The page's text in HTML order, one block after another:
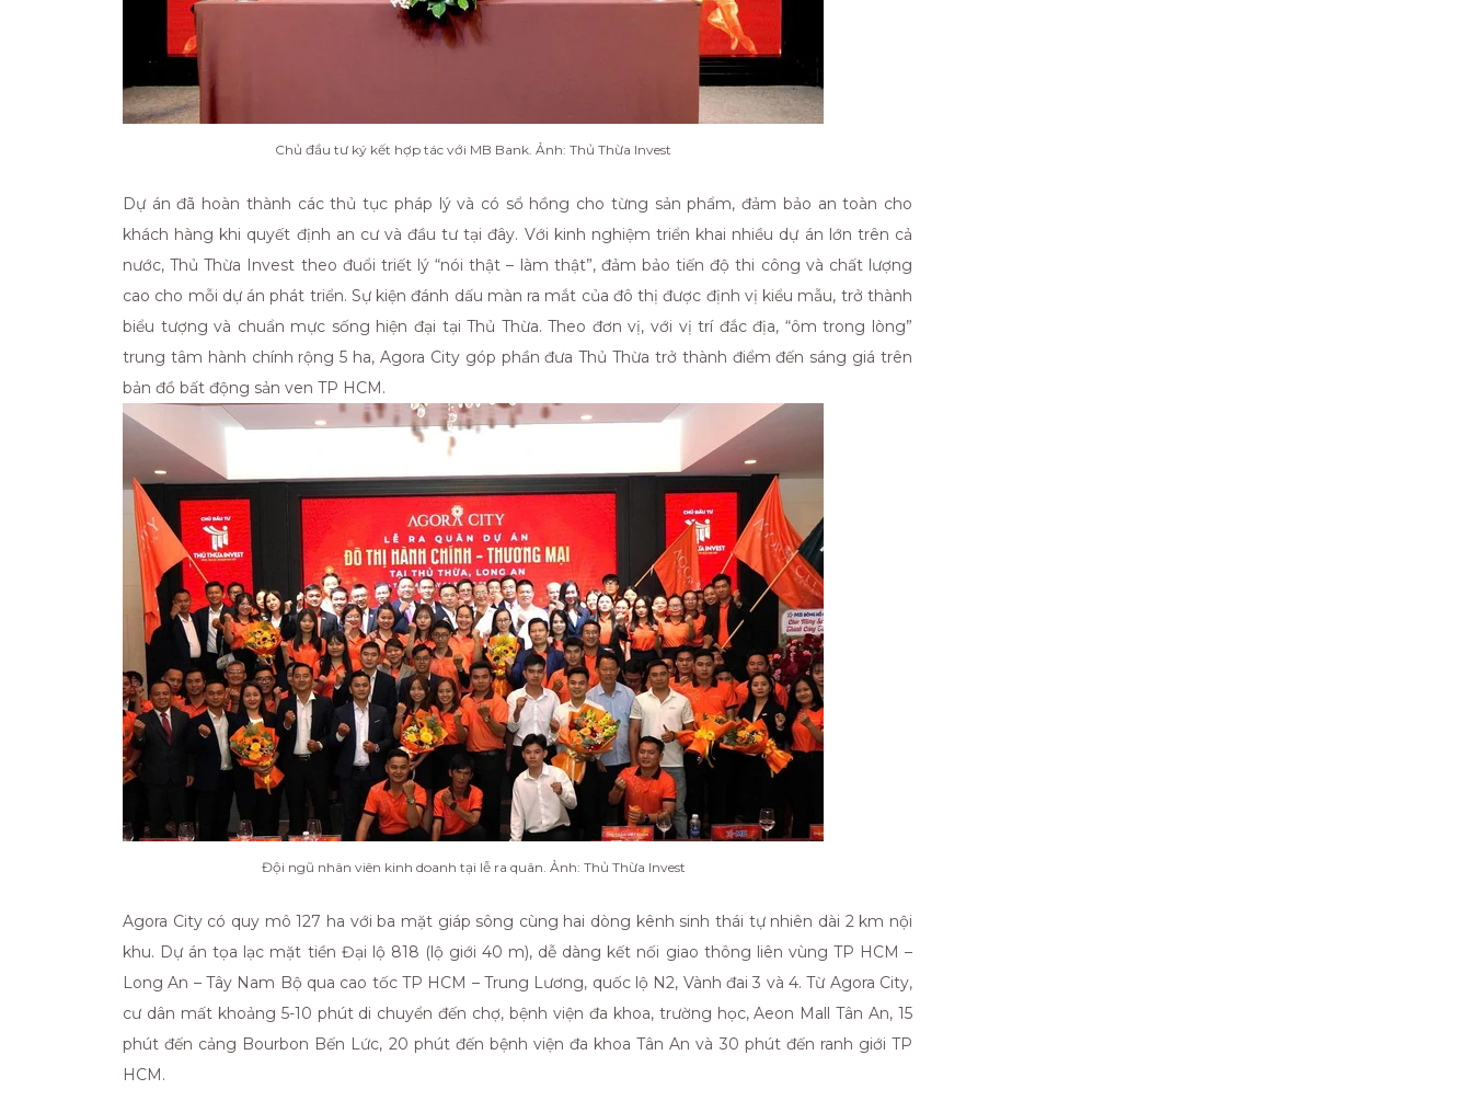
Chủ đầu tư ký kết hợp tác với MB Bank. Ảnh: Thủ Thừa Invest
Dự án đã hoàn thành các thủ tục pháp lý và có sổ hồng cho từng sản phẩm, đảm bảo an toàn cho
khách hàng khi quyết định an cư và đầu tư tại đây. Với kinh nghiệm triển khai nhiều dự án lớn trên cả
nước, Thủ Thừa Invest theo đuổi triết lý “nói thật – làm thật”, đảm bảo tiến độ thi công và chất lượng
cao cho mỗi dự án phát triển. Sự kiện đánh dấu màn ra mắt của đô thị được định vị kiểu mẫu, trở thành
biểu tượng và chuẩn mực sống hiện đại tại Thủ Thừa. Theo đơn vị, với vị trí đắc địa, “ôm trong lòng”
trung tâm hành chính rộng 5 ha, Agora City góp phần đưa Thủ Thừa trở thành điểm đến sáng giá trên
bản đồ bất động sản ven TP HCM.
Đội ngũ nhân viên kinh doanh tại lễ ra quân. Ảnh: Thủ Thừa Invest
Agora City có quy mô 127 ha với ba mặt giáp sông cùng hai dòng kênh sinh thái tự nhiên dài 2 km nội
khu. Dự án tọa lạc mặt tiền Đại lộ 818 (lộ giới 40 m), dễ dàng kết nối giao thông liên vùng TP HCM –
Long An – Tây Nam Bộ qua cao tốc TP HCM – Trung Lương, quốc lộ N2, Vành đai 3 và 4. Từ Agora City,
cư dân mất khoảng 5-10 phút di chuyển đến chợ, bệnh viện đa khoa, trường học, Aeon Mall Tân An, 15
phút đến cảng Bourbon Bến Lức, 20 phút đến bệnh viện đa khoa Tân An và 30 phút đến ranh giới TP
HCM.